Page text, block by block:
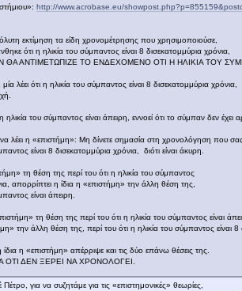
http://www.acrobase.eu/
εκτίμηση τα είδη χρονομέτρησης που χρησιμοποιούσε,
ότι η ηλικία του σύμπαντος είναι 8 δισεκατομμύρια χρόνια,
ΘΑ ΑΝΤΙΜΕΤΩΠΙΖΕ ΤΟ ΕΝΔΕΧΟΜΕΝΟ ΟΤΙ Η ΗΛΙΚΙΑ ΤΟΥ
λέει ότι η ηλικία του σύμπαντος είναι 8 δισεκατομμύρια χρόνια,
του σύμπαντος είναι άπειρη, εννοεί ότι το σύμπαν δεν έχει
λέει η «επιστήμη»: Μη δίνετε σημασία στη χρονολόγηση που σας
είναι 8 δισεκατομμύρια χρόνια, διότι είναι άκυρη.
τη θέση της περί του ότι η ηλικία του σύμπαντος
απορρίπτει η ίδια η «επιστήμη» την άλλη θέση της,
είναι άπειρη.
τη θέση της περί του ότι η ηλικία του σύμπαντος είναι
την άλλη θέση της, περί του ότι η ηλικία του σύμπαντος είναι 8
ίδια η «επιστήμη» απέρριψε και τις δύο επάνω θέσεις της.
ΟΤΙ ΔΕΝ ΞΕΡΕΙ ΝΑ ΧΡΟΝΟΛΟΓΕΙ.
για να συζητάμε για τις «επιστημονικές» θεωρίες,